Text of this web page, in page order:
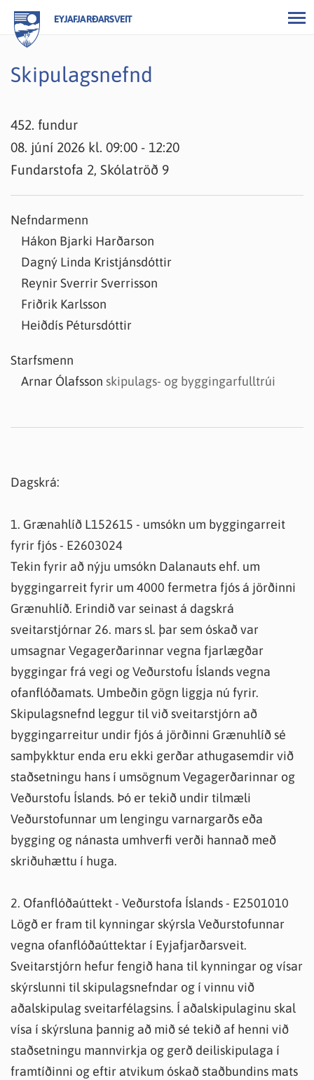
EYJAFJARÐARSVEIT
Skipulagsnefnd
452. fundur
08. júní 2026 kl. 09:00 - 12:20
Fundarstofa 2, Skólatröð 9
Nefndarmenn
Hákon Bjarki Harðarson
Dagný Linda Kristjánsdóttir
Reynir Sverrir Sverrisson
Friðrik Karlsson
Heiðdís Pétursdóttir
Starfsmenn
Arnar Ólafsson skipulags- og byggingarfulltrúi
Dagskrá:
1. Grænahlíð L152615 - umsókn um byggingarreit
fyrir fjós - E2603024
Tekin fyrir að nýju umsókn Dalanauts ehf. um
byggingarreit fyrir um 4000 fermetra fjós á jörðinni
Grænuhlíð. Erindið var seinast á dagskrá
sveitarstjórnar 26. mars sl. þar sem óskað var
umsagnar Vegagerðarinnar vegna fjarlægðar
byggingar frá vegi og Veðurstofu Íslands vegna
ofanflóðamats. Umbeðin gögn liggja nú fyrir.
Skipulagsnefnd leggur til við sveitarstjórn að
byggingarreitur undir fjós á jörðinni Grænuhlíð sé
samþykktur enda eru ekki gerðar athugasemdir við
staðsetningu hans í umsögnum Vegagerðarinnar og
Veðurstofu Íslands. Þó er tekið undir tilmæli
Veðurstofunnar um lengingu varnargarðs eða
bygging og nánasta umhverfi verði hannað með
skriðuhættu í huga.
2. Ofanflóðaúttekt - Veðurstofa Íslands - E2501010
Lögð er fram til kynningar skýrsla Veðurstofunnar
vegna ofanflóðaúttektar í Eyjafjarðarsveit.
Sveitarstjórn hefur fengið hana til kynningar og vísar
skýrslunni til skipulagsnefndar og í vinnu við
aðalskipulag sveitarfélagsins. Í aðalskipulaginu skal
vísa í skýrsluna þannig að mið sé tekið af henni við
staðsetningu mannvirkja og gerð deiliskipulaga í
framtíðinni og eftir atvikum óskað staðbundins mats